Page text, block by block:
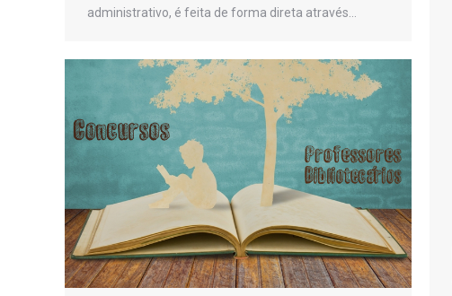
administrativo, é feita de forma direta através…